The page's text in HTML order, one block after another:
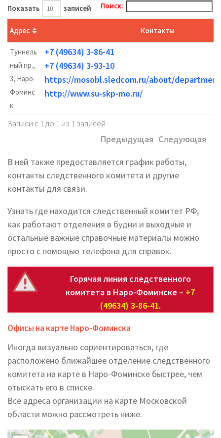
Показать записей Поиск:
Адрес Контакты
Туннель
ный пр.,
3, Наро-
Фоминс
к
+7 (49634) 3-86-41
+7 (49634) 3-93-10
https://mosobl.sledcom.ru/about/
http://www.su-skp-mo.ru/
Записи с 1 до 1 из 1 записей
Предыдущая Следующая
В ней также предоставляется график работы,
контакты следственного комитета и другие
контакты для связи.
Узнать где находится следственный комитет РФ,
как работают отделения в будни и выходные и
остальные важные справочные материалы можно
просто с помощью телефона для справок.
Горячая линия следственного
комитета в Наро-Фоминске – +7
(49634) 3-86-41.
Офисы на карте Наро-Фоминска
Иногда визуально сориентироваться, где
расположено ближайшее отделение следственного
комитета на карте в Наро-Фоминске быстрее, чем
отыскать его в списке.
Все адреса организации на карте Московской
области можно рассмотреть ниже.